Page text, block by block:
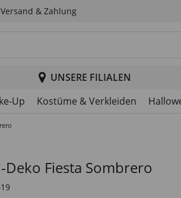
Versand & Zahlung
UNSERE FILIALEN
Up Kostüme & Verkleiden
Deko Fiesta Sombrero